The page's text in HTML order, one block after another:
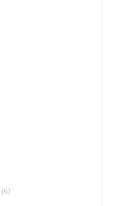
(6)